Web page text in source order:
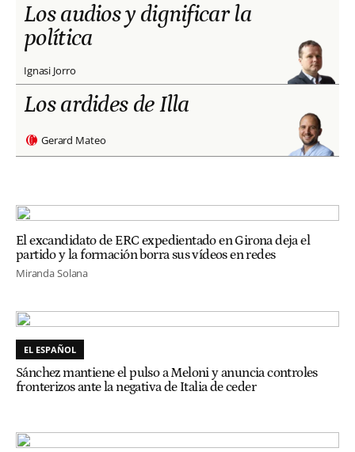
Los audios y dignificar la
política
Ignasi Jorro
Los ardides de Illa
Gerard Mateo
El excandidato de ERC expedientado en Girona deja el
partido y la formación borra sus vídeos en redes
Miranda Solana
EL ESPAÑOL
Sánchez mantiene el pulso a Meloni y anuncia controles
fronterizos ante la negativa de Italia de ceder